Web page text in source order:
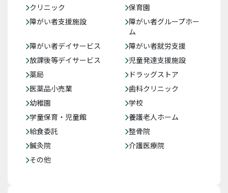
クリニック
保育園
障がい者支援施設
障がい者グループホー
ム
障がい者デイサービス
障がい者就労支援
放課後等デイサービス
児童発達支援施設
薬局
ドラッグストア
医薬品小売業
歯科クリニック
幼稚園
学校
学童保育・児童館
養護老人ホーム
給食委託
整骨院
鍼灸院
介護医療院
その他